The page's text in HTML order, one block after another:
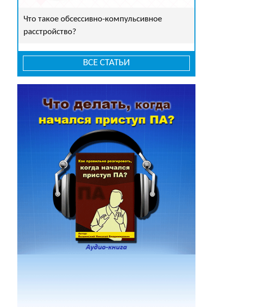
Что такое обсессивно-компульсивное
расстройство?
ВСЕ СТАТЬИ